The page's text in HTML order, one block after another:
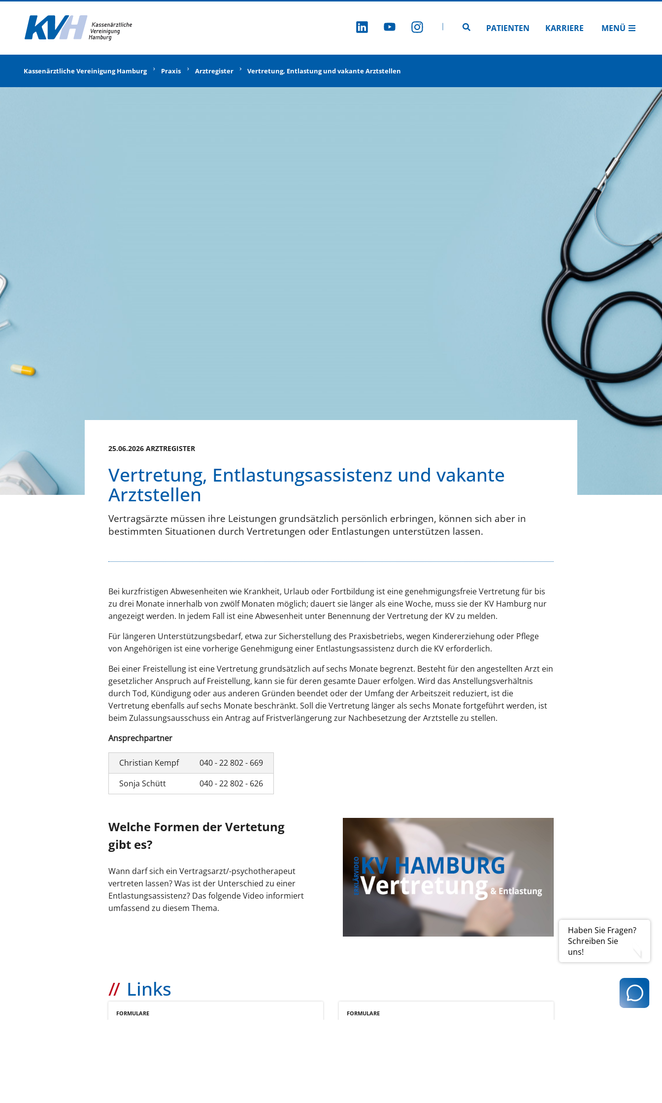
ZU LINKEDIN
ZU YOUTUBE
ZU INSTAGRAM
Zur Seitensuche
PATIENTEN KARRIERE MENÜ
Haben Sie Fragen?
Schreiben Sie
uns!
Kassenärztliche Vereinigung Hamburg Praxis Arztregister Vertretung, Entlastung und vakante Arztstellen
25.06.2026 ARZTREGISTER
Vertretung, Entlastungsassistenz und vakante
Arztstellen
Vertragsärzte müssen ihre Leistungen grundsätzlich persönlich erbringen, können sich aber in
bestimmten Situationen durch Vertretungen oder Entlastungen unterstützen lassen.
Bei kurzfristigen Abwesenheiten wie Krankheit, Urlaub oder Fortbildung ist eine genehmigungsfreie Vertretung für bis
zu drei Monate innerhalb von zwölf Monaten möglich; dauert sie länger als eine Woche, muss sie der KV Hamburg nur
angezeigt werden. In jedem Fall ist eine Abwesenheit unter Benennung der Vertretung der KV zu melden.
Für längeren Unterstützungsbedarf, etwa zur Sicherstellung des Praxisbetriebs, wegen Kindererziehung oder Pflege
von Angehörigen ist eine vorherige Genehmigung einer Entlastungsassistenz durch die KV erforderlich.
Bei einer Freistellung ist eine Vertretung grundsätzlich auf sechs Monate begrenzt. Besteht für den angestellten Arzt ein
gesetzlicher Anspruch auf Freistellung, kann sie für deren gesamte Dauer erfolgen. Wird das Anstellungsverhältnis
durch Tod, Kündigung oder aus anderen Gründen beendet oder der Umfang der Arbeitszeit reduziert, ist die
Vertretung ebenfalls auf sechs Monate beschränkt. Soll die Vertretung länger als sechs Monate fortgeführt werden, ist
beim Zulassungsausschuss ein Antrag auf Fristverlängerung zur Nachbesetzung der Arztstelle zu stellen.
Ansprechpartner
Christian Kempf
040 - 22 802 - 669
Sonja Schütt
040 - 22 802 - 626
Welche Formen der Vertetung
gibt es?
Wann darf sich ein Vertragsarzt/-psychotherapeut
vertreten lassen? Was ist der Unterschied zu einer
Entlastungsassistenz? Das folgende Video informiert
umfassend zu diesem Thema.
Links
FORMULARE FORMULARE